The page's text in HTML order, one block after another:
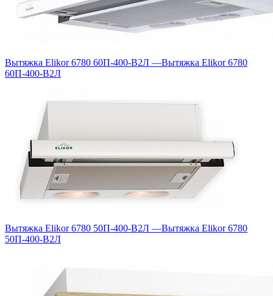
Вытяжка Elikor 6780 60П-400-В2Л —Вытяжка Elikor 6780
60П-400-В2Л
Вытяжка Elikor 6780 50П-400-В2Л —Вытяжка Elikor 6780
50П-400-В2Л